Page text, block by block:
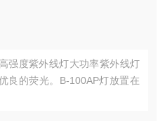
强度紫外线灯大功率紫外线灯
良的荧光。B-100AP灯放置在